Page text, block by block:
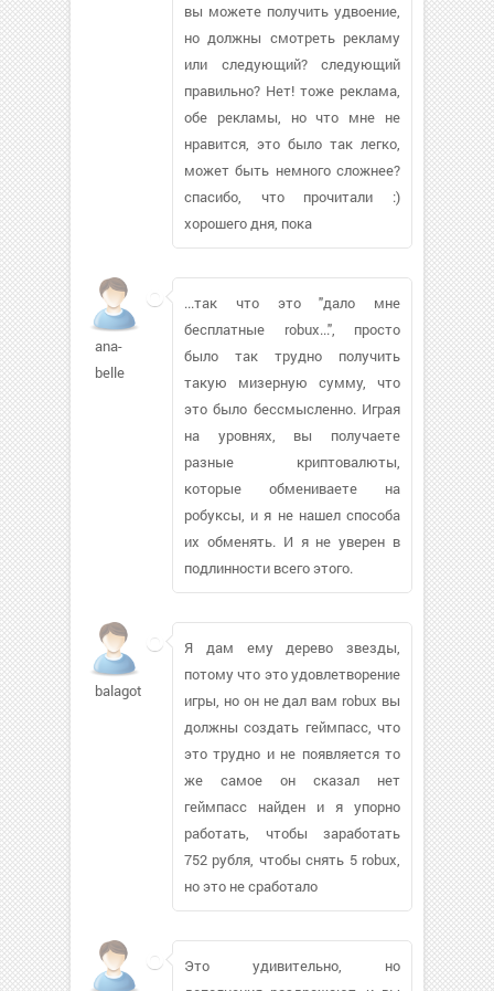
вы можете получить удвоение,
но должны смотреть рекламу
или следующий? следующий
правильно? Нет! тоже реклама,
обе рекламы, но что мне не
нравится, это было так легко,
может быть немного сложнее?
спасибо, что прочитали :)
хорошего дня, пока
ana-
belle
...так что это "дало мне
бесплатные robux...", просто
было так трудно получить
такую мизерную сумму, что
это было бессмысленно. Играя
на уровнях, вы получаете
разные криптовалюты,
которые обмениваете на
робуксы, и я не нашел способа
их обменять. И я не уверен в
подлинности всего этого.
balagote353
Я дам ему дерево звезды,
потому что это удовлетворение
игры, но он не дал вам robux вы
должны создать геймпасс, что
это трудно и не появляется то
же самое он сказал нет
геймпасс найден и я упорно
работать, чтобы заработать
752 рубля, чтобы снять 5 robux,
но это не сработало
Это удивительно, но